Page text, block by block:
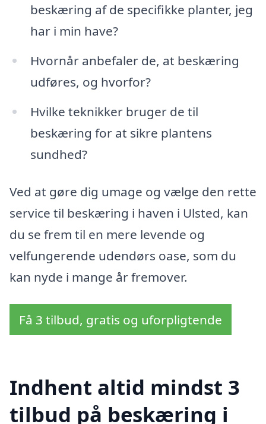
beskæring af de specifikke planter, jeg
har i min have?
Hvornår anbefaler de, at beskæring
udføres, og hvorfor?
Hvilke teknikker bruger de til
beskæring for at sikre plantens
sundhed?
Ved at gøre dig umage og vælge den rette
service til beskæring i haven i Ulsted, kan
du se frem til en mere levende og
velfungerende udendørs oase, som du
kan nyde i mange år fremover.
Få 3 tilbud, gratis og uforpligtende
Indhent altid mindst 3
tilbud på beskæring i